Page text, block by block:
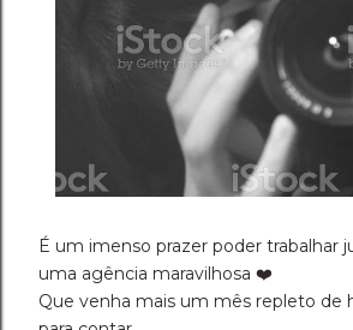
É um imenso prazer poder trabalhar
uma agência maravilhosa ❤️
Que venha mais um mês repleto de